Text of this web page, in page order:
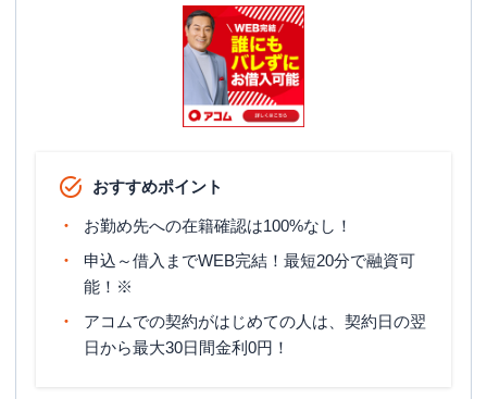
おすすめポイント
お勤め先への在籍確認は100%なし！
申込～借入までWEB完結！最短20分で融資可
能！※
アコムでの契約がはじめての人は、契約日の翌
日から最大30日間金利0円！